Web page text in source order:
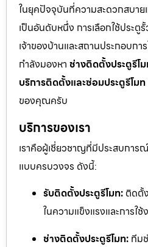
ในยุคปัจจุบันที่ความสะดวกสบา
เป็นอันดับหนึ่ง การเลือกใช้ประตู
เจ้าของบ้านและสถานประกอบก
กำลังมองหา ช่างติดตั้งประตูรีโ
บริการติดตั้งและซ่อมประตูรีโมท
ของคุณครับ
บริการของเรา
เราคือผู้เชี่ยวชาญที่มีประสบการ
แบบครบวงจร ดังนี้:
รับติดตั้งประตูรีโมท: ติดตั้
ในความแข็งแรงและการใ
ช่างติดตั้งประตูรีโมท: ทีม